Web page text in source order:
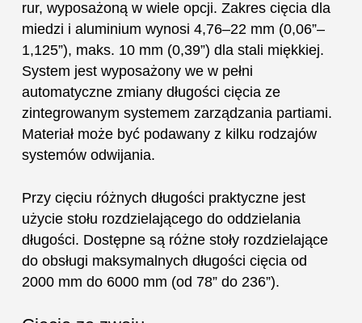
rur, wyposażoną w wiele opcji. Zakres cięcia dla
miedzi i aluminium wynosi 4,76–22 mm (0,06”–
1,125”), maks. 10 mm (0,39”) dla stali miękkiej.
System jest wyposażony we w pełni
automatyczne zmiany długości cięcia ze
zintegrowanym systemem zarządzania partiami.
Materiał może być podawany z kilku rodzajów
systemów odwijania.
Przy cięciu różnych długości praktyczne jest
użycie stołu rozdzielającego do oddzielania
długości. Dostępne są różne stoły rozdzielające
do obsługi maksymalnych długości cięcia od
2000 mm do 6000 mm (od 78” do 236”).